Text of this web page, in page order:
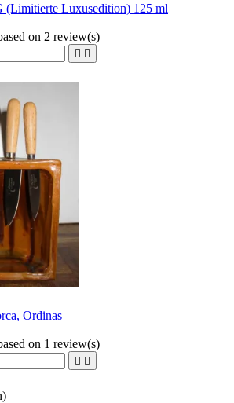
(Limitierte Luxusedition) 125 ml
on 2 review(s)
 
Ordinas
on 1 review(s)
 